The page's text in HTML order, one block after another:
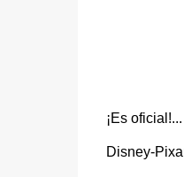
¡Es
Disney-